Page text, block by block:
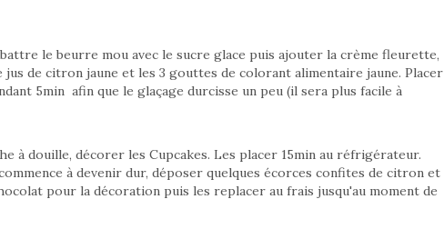
battre le beurre mou avec le sucre glace puis ajouter la crème fleurette,
jus de citron jaune et les 3 gouttes de colorant alimentaire jaune. Placer
5min afin que le glaçage durcisse un peu (il sera plus facile à
à douille, décorer les Cupcakes. Les placer 15min au réfrigérateur.
à devenir dur, déposer quelques écorces confites de citron et
pour la décoration puis les replacer au frais jusqu'au moment de